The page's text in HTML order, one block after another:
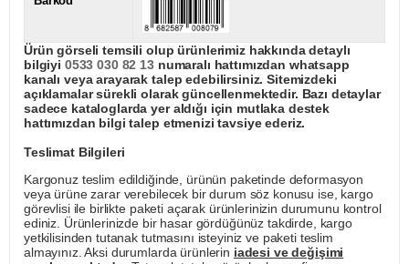
Ürün görseli temsili olup ürünlerimiz hakkında detaylı
bilgiyi 0533 030 82 13numaralı hattımızdan whatsapp
kanalı veya arayarak talep edebilirsiniz. Sitemizdeki
açıklamalar sürekli olarak güncellenmektedir. Bazı detaylar
sadece kataloglarda yer aldığı için mutlaka destek
hattımızdan bilgi talep etmenizi tavsiye ederiz.
Teslimat Bilgileri
Kargonuz teslim edildiğinde, ürünün paketinde deformasyon
veya ürüne zarar verebilecek bir durum söz konusu ise, kargo
görevlisi ile birlikte paketi açarak ürünlerinizin durumunu kontrol
ediniz. Ürünlerinizde bir hasar gördüğünüz takdirde, kargo
yetkilisinden tutanak tutmasını isteyiniz ve paketi teslim
almayınız. Aksi durumlarda ürünlerin iadesi ve değişimi